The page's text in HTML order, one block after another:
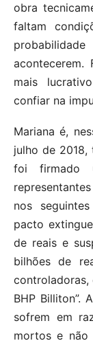
obra
faltam
acontecerem.
mais
confiar na
Mariana é,
julho de
foi firmado
nos
pacto
de reais e
bilhões de
controladoras,
BHP Billiton”.
sofrem em
mortos e não